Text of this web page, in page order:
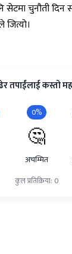
सेटमा चुनौती
तपाईंलाई कस्तो
0%
🤔
अचम्मित
कुल प्रतिक्रिया: 0